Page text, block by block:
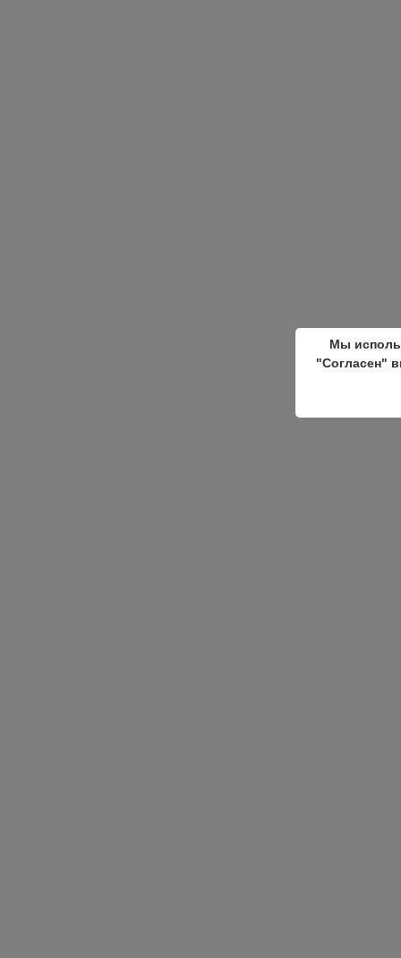
Мы
"Согласен"